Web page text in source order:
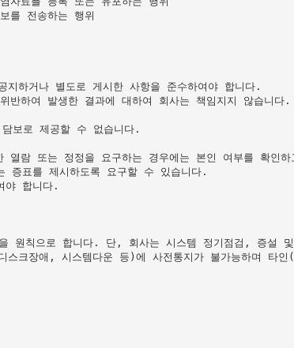
를 전송하는 행위
하거나 별도로 게시한 사항을 준수하여야 합니다.
하여 발생한 결과에 대하여 회사는 책임지지 않습니다.
보로 제공할 수 없습니다.
람 또는 정정을 요구하는 경우에는 본인 여부를 확인
증표를 제시하도록 요구할 수 있습니다.
야 합니다.
칙으로 합니다. 단, 회사는 시스템 정기점검, 증설
크장애, 시스템다운 등)에 사전통지가 불가능하며 타